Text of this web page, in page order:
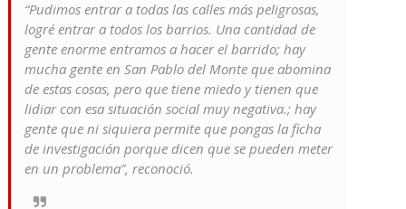
“Pudimos entrar a todas las calles más peligrosas,
logré entrar a todos los barrios. Una cantidad de
gente enorme entramos a hacer el barrido; hay
mucha gente en San Pablo del Monte que abomina
de estas cosas, pero que tiene miedo y tienen que
lidiar con esa situación social muy negativa.; hay
gente que ni siquiera permite que pongas la ficha
de investigación porque dicen que se pueden meter
en un problema”, reconoció.